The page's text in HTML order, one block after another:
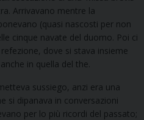
Arrivavano mentre la
(quasi nascosti per non
cinque navate del duomo. Poi ci
dove si stava insieme
in quella del the.
sussiego, anzi era una
si dipanava in conversazioni
per lo più ricordi del passato;